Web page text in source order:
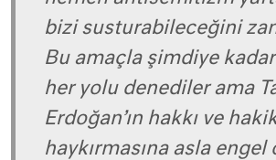
bizi susturabileceğini
Bu amaçla şimdiye
her yolu denediler ama
Erdoğan’ın hakkı ve
haykırmasına asla engel